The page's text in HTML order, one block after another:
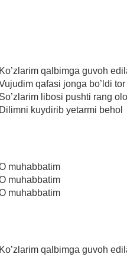
Ko’zlarim qalbimga guvoh
qafasi jonga bo’ldi tor
So’zlarim libosi pushti rang
Dilimni kuydirib yetarmi behol
muhabbatim
muhabbatim
muhabbatim
Ko’zlarim qalbimga guvoh